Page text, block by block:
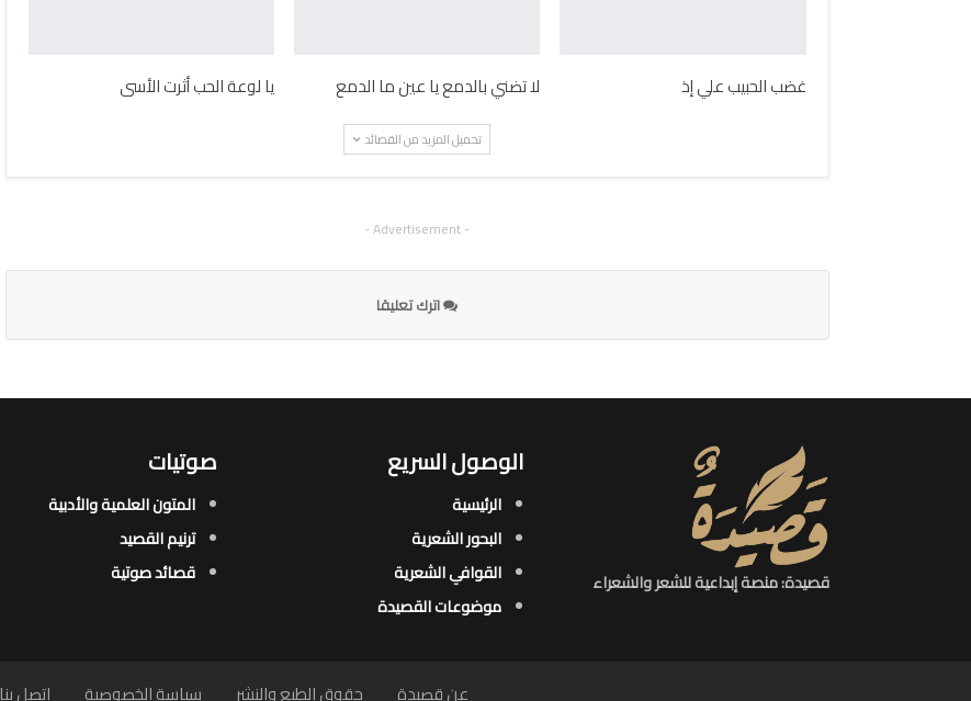
غضب الحبيب علي إذ لا تضني بالدمع يا عين ما الدمع يا لوعة الحب أثرت الأسى
تحميل المزيد من القصائد
- Advertisement -
اترك تعليقا
قصيدة: منصة إبداعية للشعر والشعراء
الوصول السريع
الرئيسية
البحور الشعرية​
القوافي الشعرية​
موضوعات القصيدة​
صوتيات
المتون العلمية والأدبية
ترنيم القصيد
قصائد صوتية
عن قصيدة حقوق الطبع والنشر سياسة الخصوصية اتصل بنا